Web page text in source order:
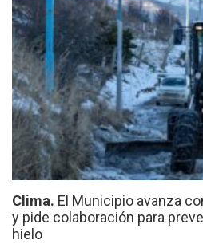
Clima. El Municipio avanza
y pide colaboración para
hielo